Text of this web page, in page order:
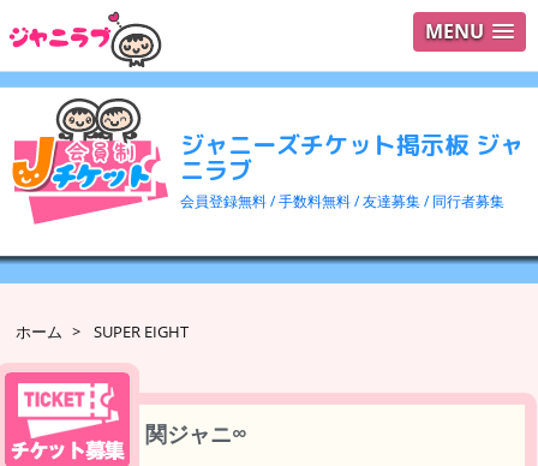
MENU
ジャニーズチケット掲示板 ジャ
ニラブ
会員登録無料 / 手数料無料 / 友達募集 / 同行者募集
ログイ
検索
ホーム > SUPER EIGHT
関ジャニ∞